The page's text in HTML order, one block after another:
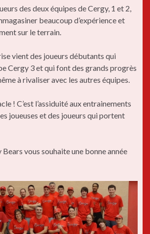
des deux équipes de Cergy, 1 et 2,
beaucoup d’expérience et
sur le terrain.
vient des joueurs débutants qui
Cergy 3 et qui font des grands progrès
à rivaliser avec les autres équipes.
! C’est l’assiduité aux entrainements
joueuses et des joueurs qui portent
Bears vous souhaite une bonne année